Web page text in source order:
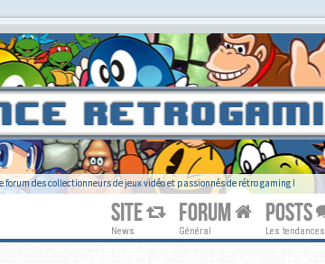
forum des collectionneurs de jeux vidéo et passionnés de rétro gaming !
SITE
News
FORUM
Général
POSTS
Les tendances